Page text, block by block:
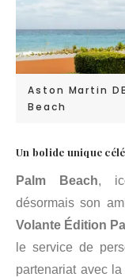
Aston Martin
Beach
Un bolide unique
Palm Beach,
désormais son
Volante Édition
le service de
partenariat avec